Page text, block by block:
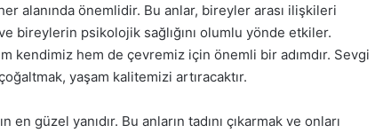
her alanında önemlidir. Bu anlar, bireyler arası ilişkileri
bireylerin psikolojik sağlığını olumlu yönde etkiler.
kendimiz hem de çevremiz için önemli bir adımdır. Sevgi
yaşam kalitemizi artıracaktır.
en güzel yanıdır. Bu anların tadını çıkarmak ve onları